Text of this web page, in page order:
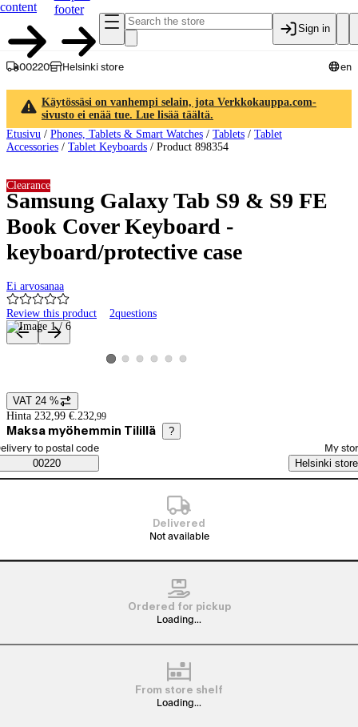
content
footer
Sign in
00220 Helsinki store en
Käytössäsi on vanhempi selain, jota Verkkokauppa.com-
sivusto ei enää tue. Lue lisää täältä.
Etusivu / Phones, Tablets & Smart Watches / Tablets / Tablet
Accessories / Tablet Keyboards / Product 898354
Samsung Galaxy Tab S9 & S9 FE
Book Cover Keyboard -
keyboard/protective case
Ei arvosanaa
Review this product 2questions
Clearance
Product images and videos
View product image 1
View product image 2
View product image 3
View product image 4
View product image 5
View product image 6
Price details
VAT 24 %
Hinta 232,99 €. 232,99
Maksa myöhemmin Tilillä ?
Saatavuustiedot
order method
to postal code
00220
My
Helsinki store
Delivered
Not available
Ordered for pickup
Loading...
From store shelf
Loading...